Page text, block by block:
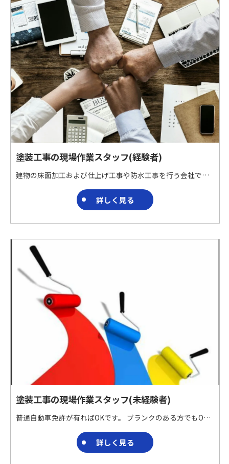
塗装工事の現場作業スタッフ(経験者)
建物の床面加工および仕上げ工事や防水工事を行う会社です。 特殊材料を用いた床面加工および仕上げ工事や防水工事を請け負っています。 ブランクのある方でも働きやすい職場です。 夢中になれる仕事ここに!!!
詳しく見る
塗装工事の現場作業スタッフ(未経験者)
普通自動車免許が有ればOKです。 ブランクのある方でもOKです。 未経験の方、安心してスタートできます。 建物の床面加工および仕上げ工事や防水工事を行う会社です。 特殊材料を用いた床面加工および仕上げ工事や防水工事を請け負っています。
詳しく見る